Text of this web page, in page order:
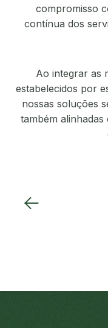
compromisso
contínua dos
Ao integrar as
estabelecidos por
nossas soluções
também alinhadas